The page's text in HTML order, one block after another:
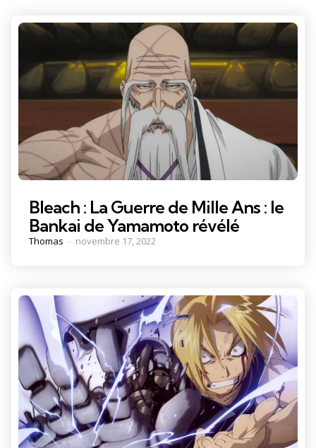
Bleach : La Guerre de Mille Ans : le
Bankai de Yamamoto révélé
Posted
Thomas novembre 17, 2022